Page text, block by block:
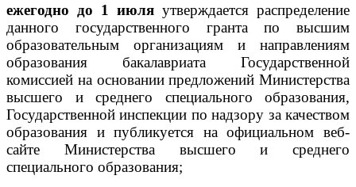
ежегодно до 1 июля утверждается распределение
данного государственного гранта по высшим
образовательным организациям и направлениям
образования бакалавриата Государственной
комиссией на основании предложений Министерства
высшего и среднего специального образования,
Государственной инспекции по надзору за качеством
образования и публикуется на официальном веб-
сайте Министерства высшего и среднего
специального образования;